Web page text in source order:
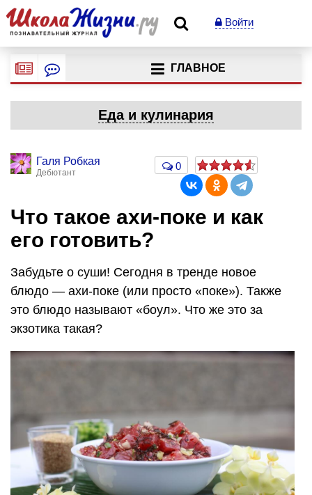
Войти
ГЛАВНОЕ
Еда и кулинария
Галя Робкая
Дебютант
0
Что такое ахи-поке и как
его готовить?
Забудьте о суши! Сегодня в тренде новое
блюдо — ахи-поке (или просто «поке»). Также
это блюдо называют «боул». Что же это за
экзотика такая?